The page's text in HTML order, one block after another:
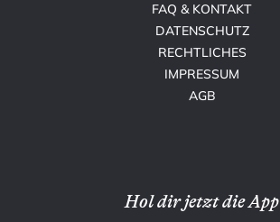
FAQ & KONTAKT
DATENSCHUTZ
RECHTLICHES
IMPRESSUM
AGB
Hol dir jetzt die App